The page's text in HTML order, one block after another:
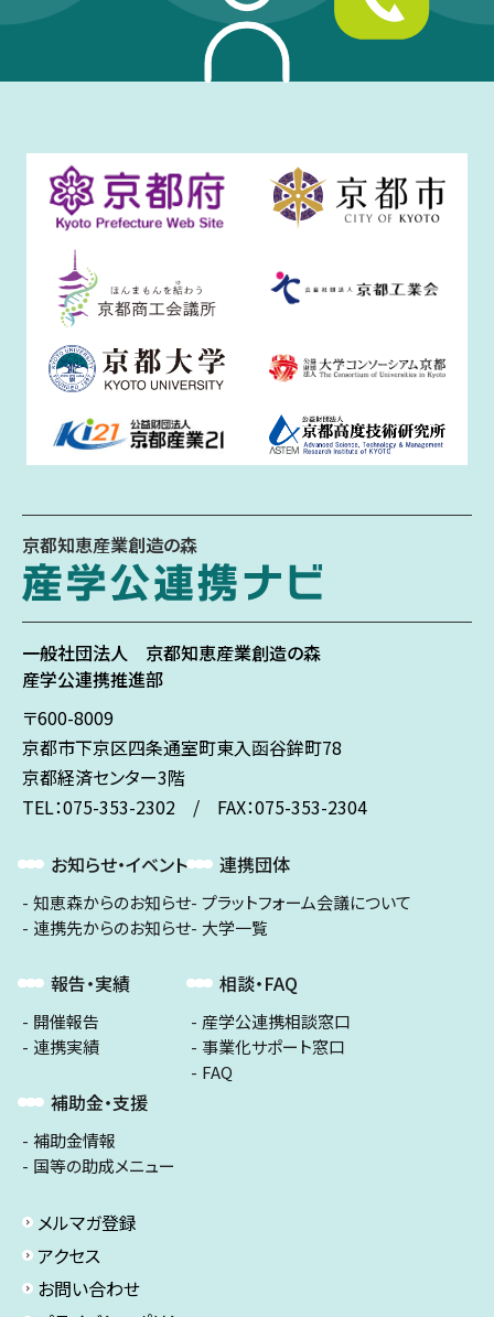
京都知恵産業創造の森
一般社団法人 京都知恵産業創造の森
産学公連携推進部
〒600-8009
京都市下京区四条通室町東入函谷鉾町78
京都経済センター3階
TEL：075-353-2302 / FAX：075-353-2304
お知らせ・イベント
知恵森からのお知らせ
連携先からのお知らせ
報告・実績
開催報告
連携実績
補助金・支援
補助金情報
国等の助成メニュー
連携団体
プラットフォーム会議について
大学一覧
相談・FAQ
産学公連携相談窓口
事業化サポート窓口
FAQ
メルマガ登録
アクセス
お問い合わせ